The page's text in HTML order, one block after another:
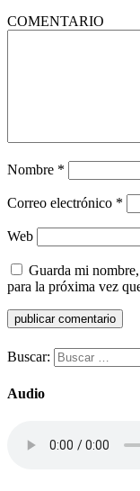
COMENTARIO
Nombre *
Correo electrónico *
Web
Guarda mi
para la próxima vez
Buscar:
Audio